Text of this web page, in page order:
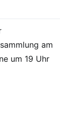
am
um 19 Uhr